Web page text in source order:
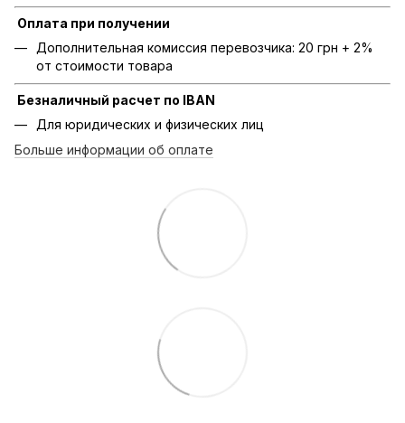
Оплата при получении
Дополнительная комиссия перевозчика: 20 грн + 2%
от стоимости товара
Безналичный расчет по IBAN
Для юридических и физических лиц
Больше информации об оплате